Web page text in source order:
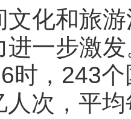
文化和旅
进一步激
时，243
人次，平